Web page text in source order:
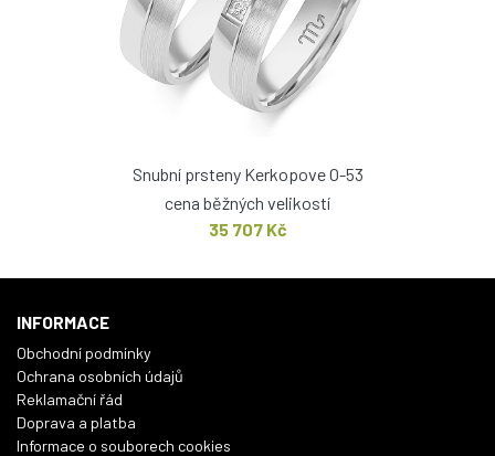
Snubní prsteny Kerkopove O-53
cena běžných velikostí
35 707 Kč
INFORMACE
Obchodní podmínky
Ochrana osobních údajů
Reklamační řád
Doprava a platba
Informace o souborech cookies